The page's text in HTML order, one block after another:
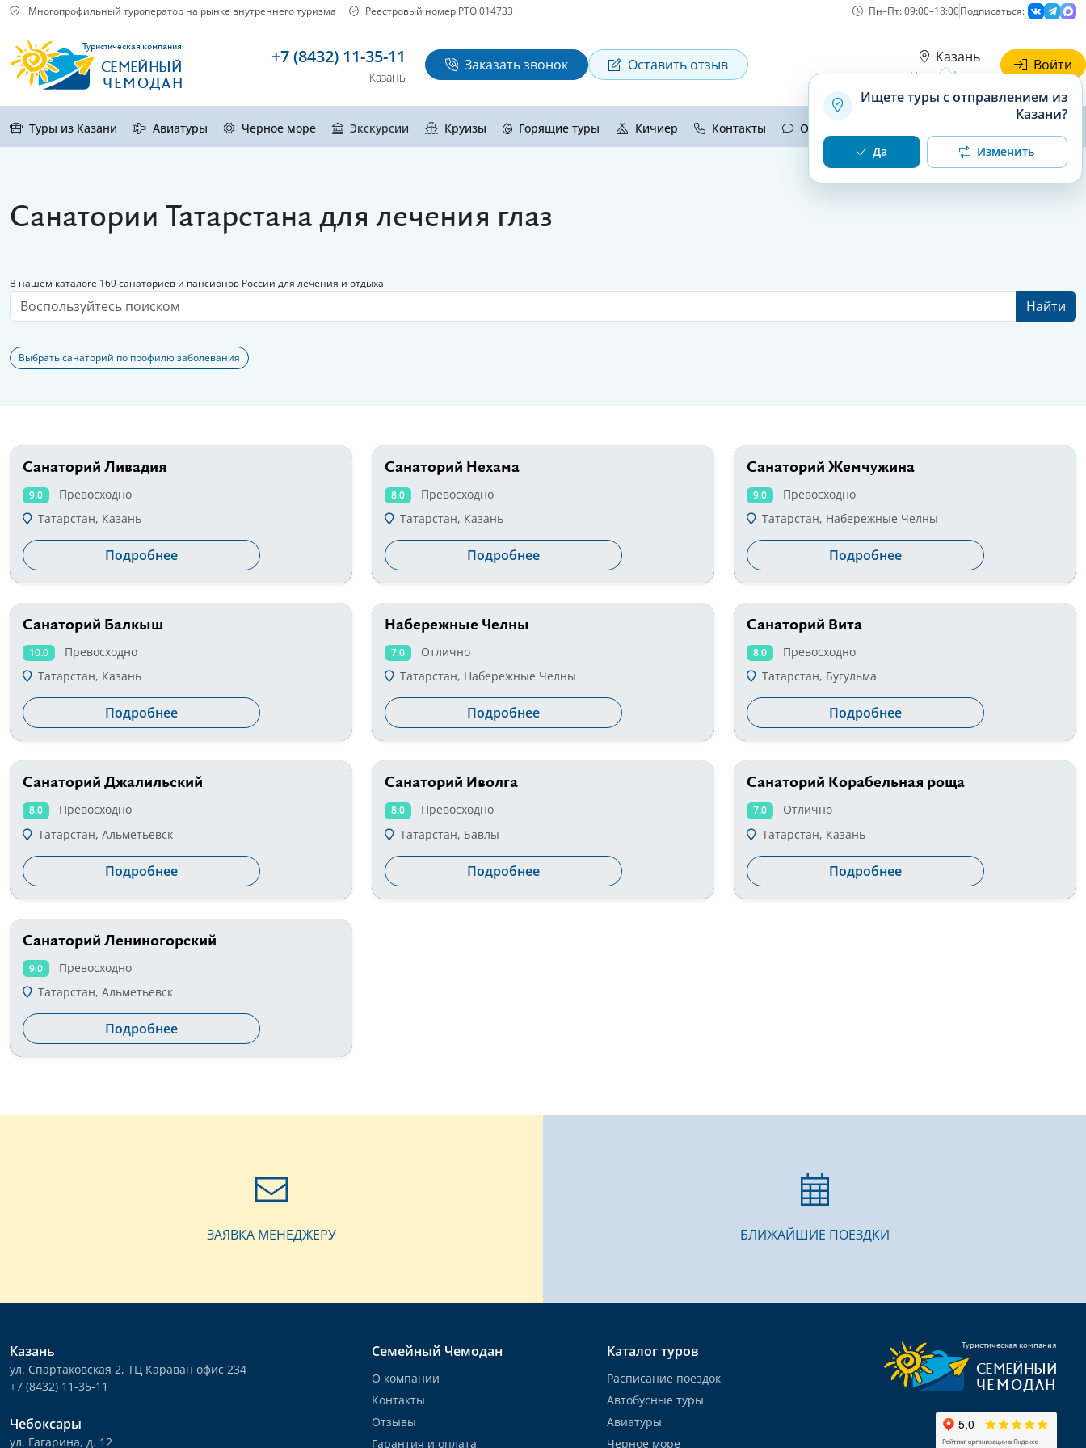
Многопрофильный туроператор на рынке внутреннего туризма Реестровый номер РТО 014733 Пн–Пт: 09:00–18:00Подписаться:
Туристическая компания
СЕМЕЙНЫЙ
ЧЕМОДАН
+7 (8432) 11-35-11
Казань
Заказать звонок Оставить отзыв Казань
Ищете туры с отправлением из
Казани?
Да Изменить
Наши офисы
Войти
Туры из Казани Авиатуры Черное море Экскурсии Круизы Горящие туры Кичиер Контакты Отзывы
Санатории Татарстана для лечения глаз
В нашем каталоге 169 санаториев и пансионов России для лечения и отдыха
Найти
Выбрать санаторий по профилю заболевания
от 1600 руб
Санаторий Ливадия
9.0
Превосходно
Татарстан, Казань
Подробнее
от 1700 руб
Санаторий Нехама
8.0
Превосходно
Татарстан, Казань
Подробнее
от 1800 руб
Санаторий Жемчужина
9.0
Превосходно
Татарстан, Набережные Челны
Подробнее
от 3100 руб
Санаторий Балкыш
10.0
Превосходно
Татарстан, Казань
Подробнее
от 2800 руб
Набережные Челны
7.0
Отлично
Татарстан, Набережные Челны
Подробнее
от 1500 руб
Санаторий Вита
8.0
Превосходно
Татарстан, Бугульма
Подробнее
от 1600 руб
Санаторий Джалильский
8.0
Превосходно
Татарстан, Альметьевск
Подробнее
от 2500 руб
Санаторий Иволга
8.0
Превосходно
Татарстан, Бавлы
Подробнее
от 1700 руб
Санаторий Корабельная роща
7.0
Отлично
Татарстан, Казань
Подробнее
от 2300 руб
Санаторий Лениногорский
9.0
Превосходно
Татарстан, Альметьевск
Подробнее
ЗАЯВКА МЕНЕДЖЕРУ БЛИЖАЙШИЕ ПОЕЗДКИ
Казань
ул. Спартаковская 2, ТЦ Караван офис 234
+7 (8432) 11-35-11
Чебоксары
ул. Гагарина, д. 12
Семейный Чемодан
О компании
Контакты
Отзывы
Гарантия и оплата
Каталог туров
Расписание поездок
Автобусные туры
Авиатуры
Черное море
Туристическая компания
СЕМЕЙНЫЙ
ЧЕМОДАН